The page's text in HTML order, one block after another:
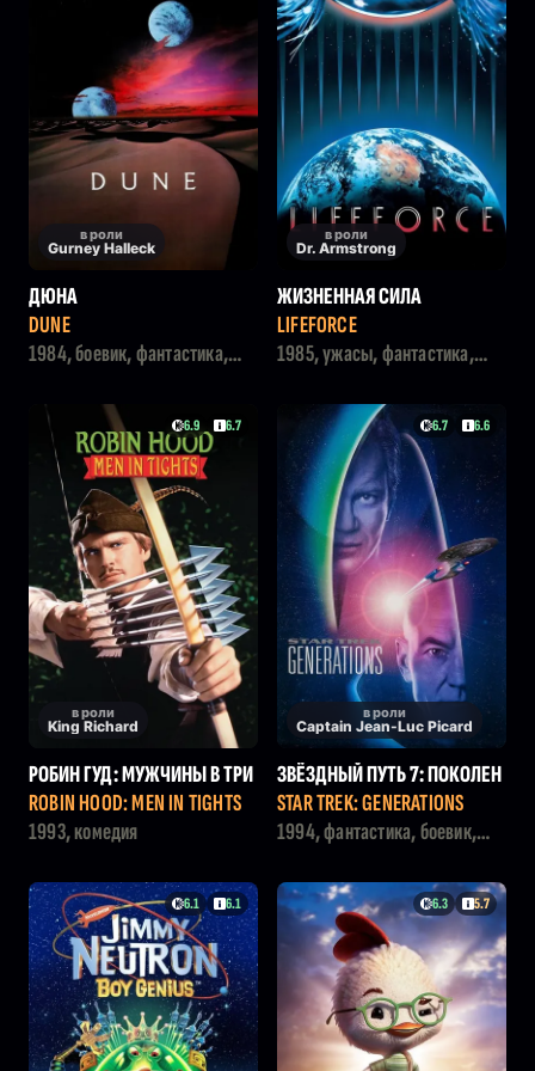
в роли
Gurney Halleck
ДЮНА
DUNE
1984, боевик, фантастика,
в роли
Dr. Armstrong
ЖИЗНЕННАЯ СИЛА
LIFEFORCE
1985, ужасы, фантастика,
6.9 6.7
в роли
King Richard
РОБИН ГУД: МУЖЧИНЫ В ТРИ
КО
ROBIN HOOD: MEN IN TIGHTS
1993, комедия
6.7 6.6
в роли
Captain Jean-Luc Picard
ЗВЁЗДНЫЙ ПУТЬ 7: ПОКОЛЕН
ИЯ
STAR TREK: GENERATIONS
1994, фантастика, боевик,
6.1 6.1 6.3 5.7